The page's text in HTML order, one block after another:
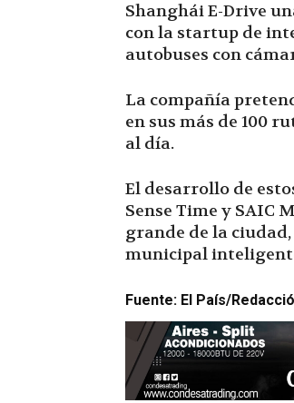
Shanghái E-Drive
con la startup de
autobuses con
La compañía
en sus más de 100
al día.
El desarrollo de
Sense Time y SAIC
grande de la
municipal
Fuente: El País/